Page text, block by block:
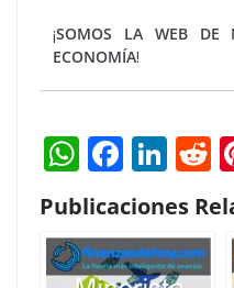
¡SOMOS LA WEB DE
ECONOMÍA!
W
h
at
s
F
ac
e
b
Li
k
e
R
e
d
Publicaciones